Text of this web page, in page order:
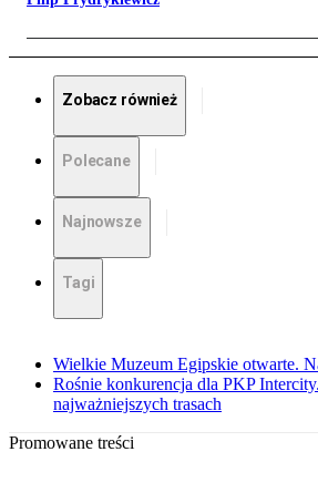
Zobacz również
Polecane
Najnowsze
Tagi
Wielkie Muzeum Egipskie otwarte.
Rośnie konkurencja dla PKP
najważniejszych trasach
Promowane treści